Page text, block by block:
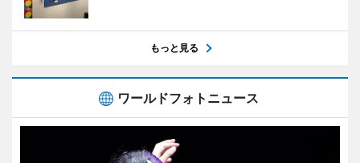
もっと見る
ワールドフォトニュース